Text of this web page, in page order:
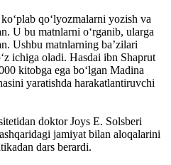
qoʻlyozmalarni yozish va
U bu matnlarni oʻrganib, ularga
Ushbu matnlarning baʼzilari
ichiga oladi. Hasdai ibn Shaprut
kitobga ega boʻlgan Madina
yaratishda harakatlantiruvchi
doktor Joys E. Solsberi
jamiyat bilan aloqalarini
dars berardi.